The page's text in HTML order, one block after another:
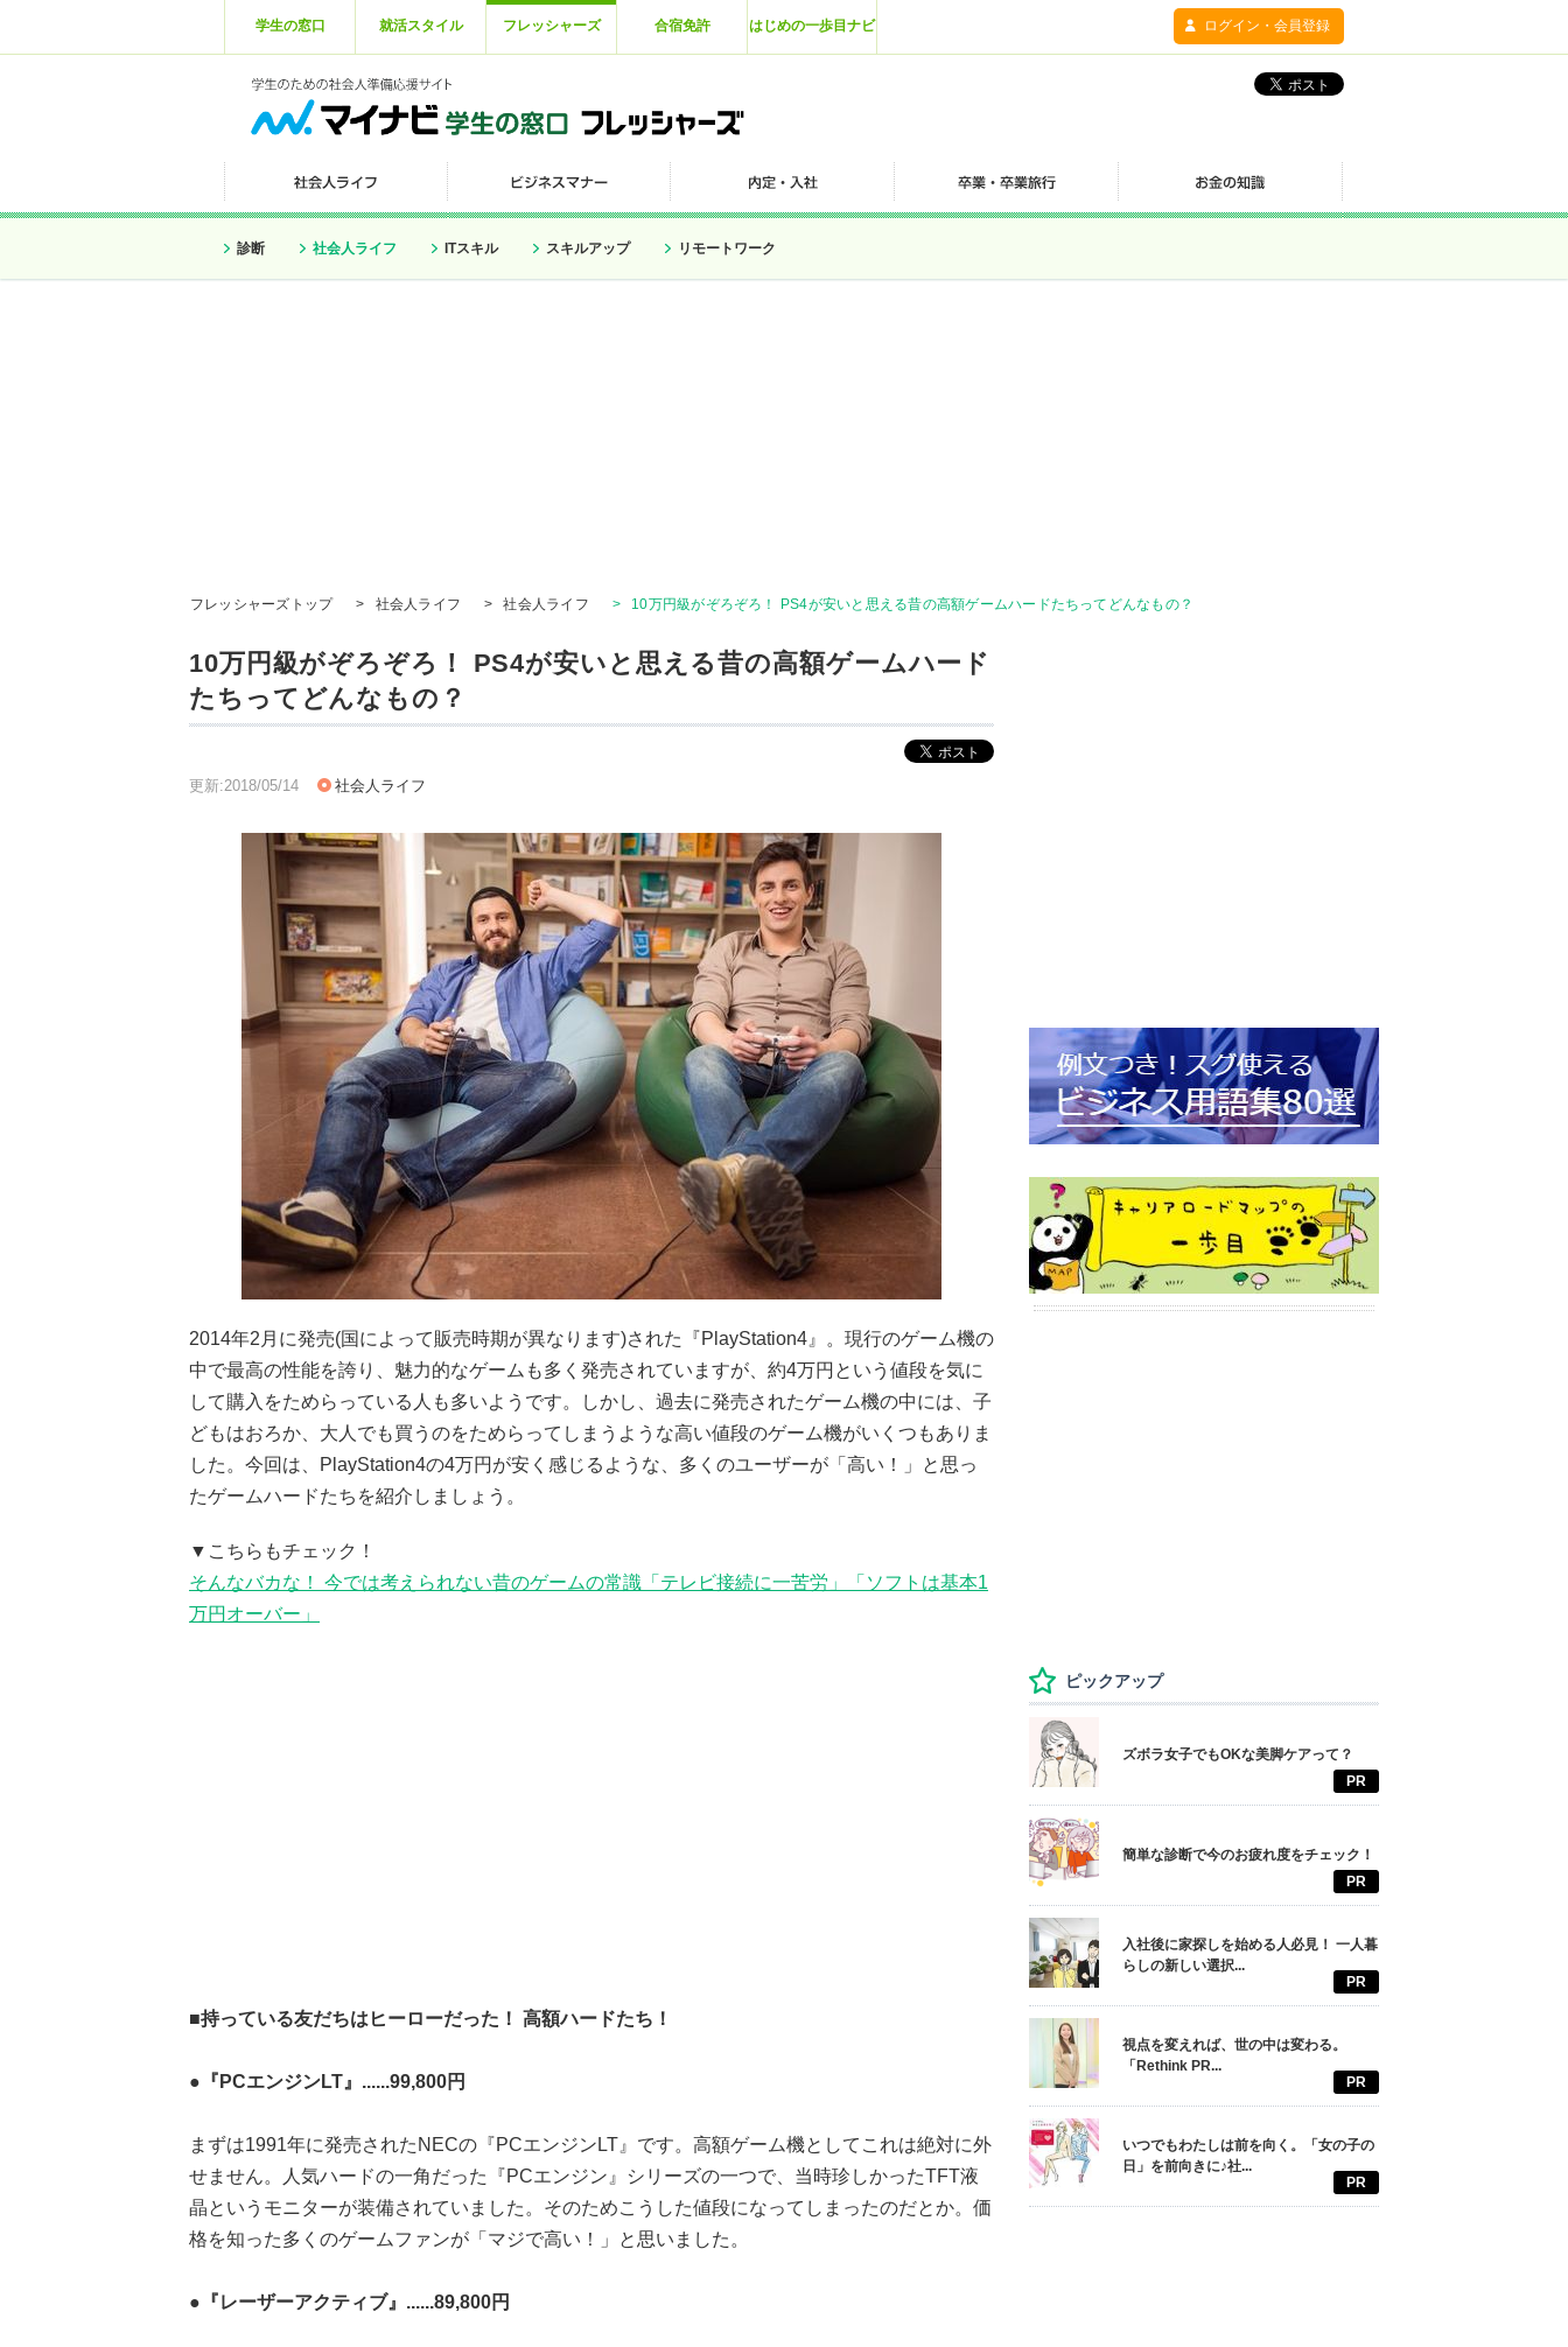
学生の窓口 就活スタイル フレッシャーズ 合宿免許 はじめの一歩目ナビ ログイン・会員登録
診断 社会人ライフ ITスキル スキルアップ リモートワーク
フレッシャーズトップ > 社会人ライフ > 社会人ライフ > 10万円級がぞろぞろ！ PS4が安いと思える昔の高額ゲームハードたちってどんなもの？
10万円級がぞろぞろ！ PS4が安いと思える昔の高額ゲームハード
たちってどんなもの？
更新:2018/05/14 社会人ライフ
2014年2月に発売(国によって販売時期が異なります)された『PlayStation4』。現行のゲーム機の
中で最高の性能を誇り、魅力的なゲームも多く発売されていますが、約4万円という値段を気に
して購入をためらっている人も多いようです。しかし、過去に発売されたゲーム機の中には、子
どもはおろか、大人でも買うのをためらってしまうような高い値段のゲーム機がいくつもありま
した。今回は、PlayStation4の4万円が安く感じるような、多くのユーザーが「高い！」と思っ
たゲームハードたちを紹介しましょう。
▼こちらもチェック！
そんなバカな！ 今では考えられない昔のゲームの常識「テレビ接続に一苦労」「ソフトは基本1
万円オーバー」
■持っている友だちはヒーローだった！ 高額ハードたち！
●『PCエンジンLT』......99,800円
まずは1991年に発売されたNECの『PCエンジンLT』です。高額ゲーム機としてこれは絶対に外
せません。人気ハードの一角だった『PCエンジン』シリーズの一つで、当時珍しかったTFT液
晶というモニターが装備されていました。そのためこうした値段になってしまったのだとか。価
格を知った多くのゲームファンが「マジで高い！」と思いました。
●『レーザーアクティブ』......89,800円
ピックアップ
ズボラ女子でもOKな美脚ケアって？
PR
簡単な診断で今のお疲れ度をチェック！
PR
入社後に家探しを始める人必見！ 一人暮
らしの新しい選択...
PR
視点を変えれば、世の中は変わる。
「Rethink PR...
PR
いつでもわたしは前を向く。「女の子の
日」を前向きに♪社...
PR